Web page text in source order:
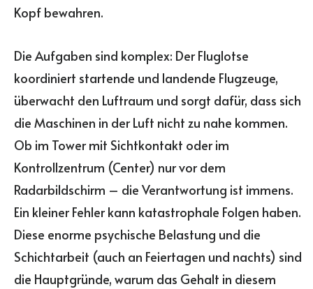
Kopf bewahren.
Die Aufgaben sind komplex: Der Fluglotse
koordiniert startende und landende Flugzeuge,
überwacht den Luftraum und sorgt dafür, dass sich
die Maschinen in der Luft nicht zu nahe kommen.
Ob im Tower mit Sichtkontakt oder im
Kontrollzentrum (Center) nur vor dem
Radarbildschirm – die Verantwortung ist immens.
Ein kleiner Fehler kann katastrophale Folgen haben.
Diese enorme psychische Belastung und die
Schichtarbeit (auch an Feiertagen und nachts) sind
die Hauptgründe, warum das Gehalt in diesem